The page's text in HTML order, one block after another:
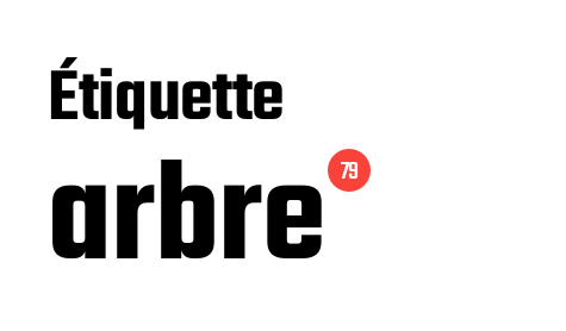
Étiquette
arbre79